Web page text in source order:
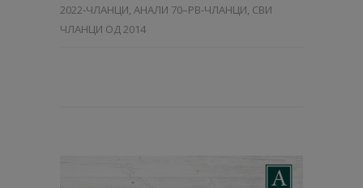
2022-ЧЛАНЦИ, АНАЛИ 70–PB-ЧЛАНЦИ, СВИ
ЧЛАНЦИ ОД 2014